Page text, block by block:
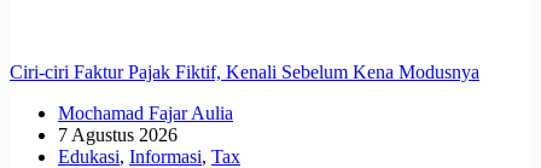
Ciri-ciri Faktur Pajak Fiktif, Kenali Sebelum Kena Modusnya
Mochamad Fajar Aulia
7 Agustus 2026
Edukasi, Informasi, Tax